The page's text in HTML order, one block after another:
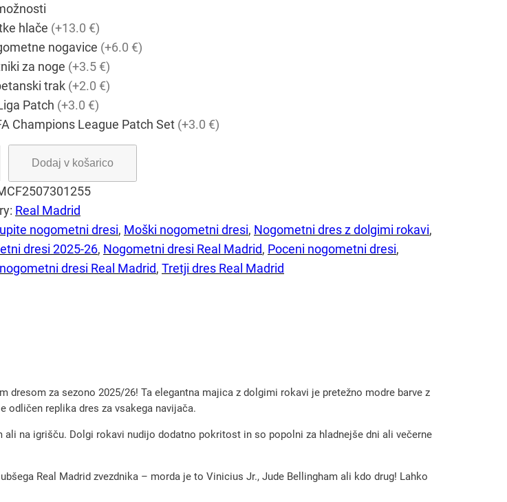
hlače (+13.0 €)
nogavice (+6.0 €)
za noge (+3.5 €)
trak (+2.0 €)
Patch (+3.0 €)
Champions League Patch Set (+3.0 €)
Dodaj v košarico
Real Madrid
nogometni dresi, Moški nogometni dresi, Nogometni dres z dolgimi rokavi
dresi 2025-26, Nogometni dresi Real Madrid, Poceni nogometni dresi
dresi Real Madrid, Tretji dres Real Madrid
za sezono 2025/26! Ta elegantna majica z dolgimi rokavi je pretežno modre barve z
odličen replika dres za vsakega navijača.
na igrišču. Dolgi rokavi nudijo dodatno pokritost in so popolni za hladnejše dni ali večerne
Real Madrid zvezdnika – morda je to Vinicius Jr., Jude Bellingham ali kdo drug! Lahko